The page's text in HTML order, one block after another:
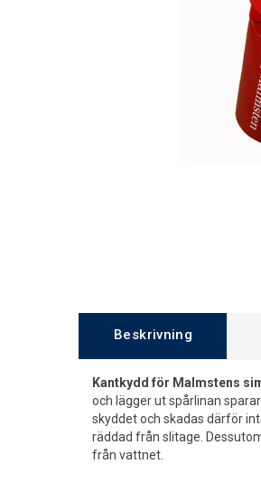
Beskrivning
Kantkydd för Malmstens
och lägger ut spårlinan
skyddet och skadas därför
räddad från slitage.
från vattnet.